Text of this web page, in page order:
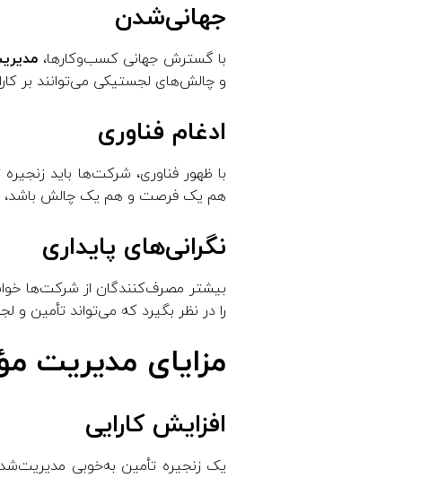
جهانی‌شدن
با گسترش جهانی کسب‌وکارها،
و چالش‌های لجستیکی می‌توانند بر
ادغام فناوری
با ظهور فناوری، شرکت‌ها باید
هم یک فرصت و هم یک چالش باشد،
نگرانی‌های پایداری
را در نظر بگیرد که می‌تواند تأمین و
مزایای مدیریت
افزایش کارایی
یک زنجیره تأمین به‌خوبی